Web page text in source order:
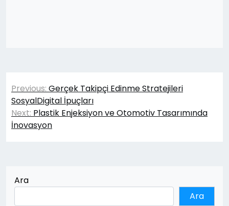
Yazı
gezinmesi
Previous: Gerçek Takipçi Edinme Stratejileri
SosyalDigital İpuçları
Next: Plastik Enjeksiyon ve Otomotiv Tasarımında
İnovasyon
Ara
Ara